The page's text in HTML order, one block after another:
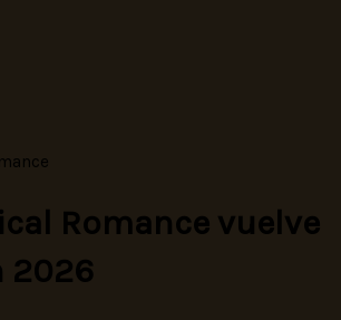
Romance vuelve
2026